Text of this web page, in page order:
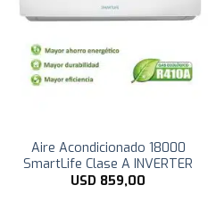
Aire Acondicionado 18000
SmartLife Clase A INVERTER
USD 859,00